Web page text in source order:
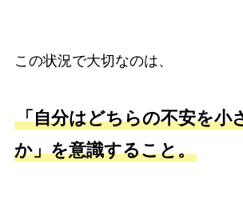
この状況で大切なのは、
「自分はどちらの不安を小
か」を意識すること。